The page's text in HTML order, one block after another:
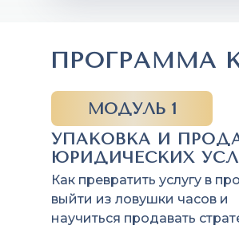
ПРОГРАММА
УПАКОВКА И
ЮРИДИЧЕСКИХ
МОДУЛЬ 1
Как превратить услугу в
выйти из ловушки часов и
научиться продавать